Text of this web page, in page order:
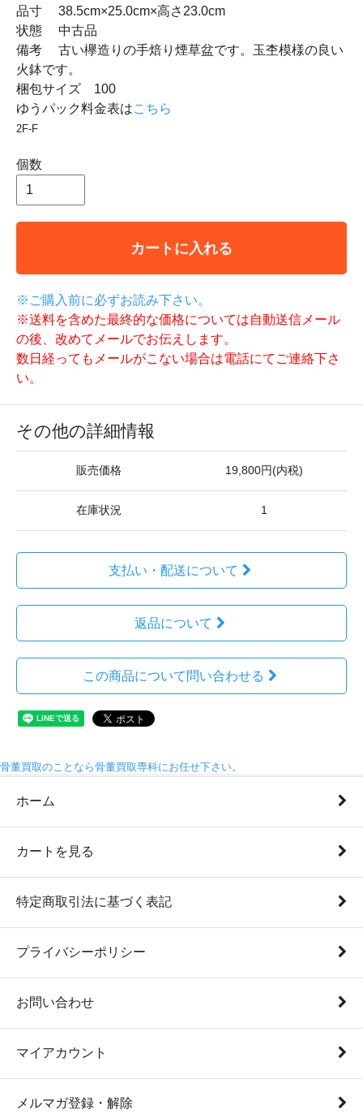
品寸 38.5cm×25.0cm×高さ23.0cm
状態 中古品
備考 古い欅造りの手焙り煙草盆です。玉杢模様の良い
火鉢です。
梱包サイズ 100
ゆうパック料金表はこちら
2F-F
個数
カートに入れる
※ご購入前に必ずお読み下さい。
※送料を含めた最終的な価格については自動送信メール
の後、改めてメールでお伝えします。
数日経ってもメールがこない場合は電話にてご連絡下さ
い。
その他の詳細情報
販売価格 19,800円(内税)
在庫状況 1
支払い・配送について
返品について
この商品について問い合わせる
骨董買取のことなら骨董買取専科にお任せ下さい。
ホーム
カートを見る
特定商取引法に基づく表記
プライバシーポリシー
お問い合わせ
マイアカウント
メルマガ登録・解除